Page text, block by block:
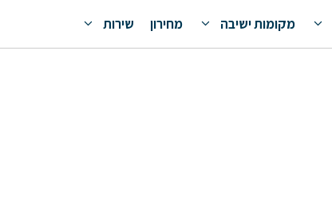
מקומות ישיבה מחירון שירות